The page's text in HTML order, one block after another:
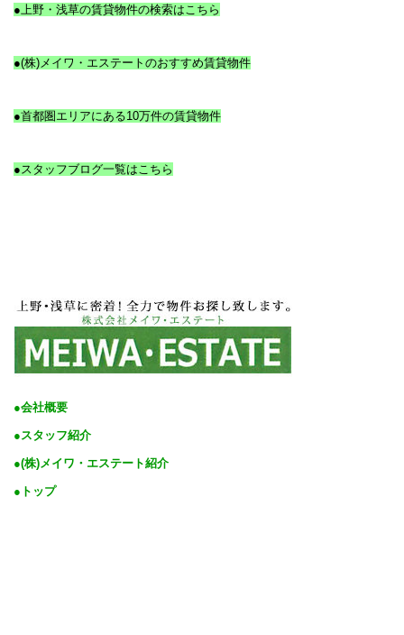
●上野・浅草の賃貸物件の検索はこちら
●(株)メイワ・エステートのおすすめ賃貸物件
●首都圏エリアにある10万件の賃貸物件
●スタッフブログ一覧はこちら
●会社概要
●スタッフ紹介
●(株)メイワ・エステート紹介
●トップ